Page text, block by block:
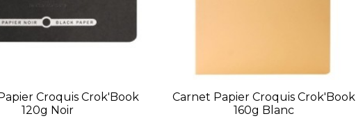
Croquis Crok'Book
120g Noir
Carnet Papier Croquis Crok'Book
160g Blanc